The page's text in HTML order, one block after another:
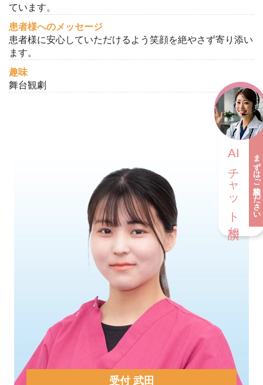
ています。
患者様へのメッセージ
患者様に安心していただけるよう笑顔を絶やさず寄り添い
ます。
趣味
舞台観劇
受付 武田
AI
チャット相談 まずはご相談ください